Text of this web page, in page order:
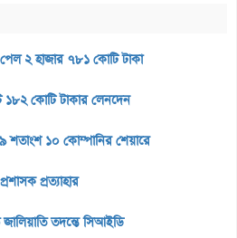
পেল ২ হাজার ৭৮১ কোটি টাকা
১৮২ কোটি টাকার লেনদেন
শতাংশ ১০ কোম্পানির শেয়ারে
প্রত্যাহার
তদন্তে সিআইডি